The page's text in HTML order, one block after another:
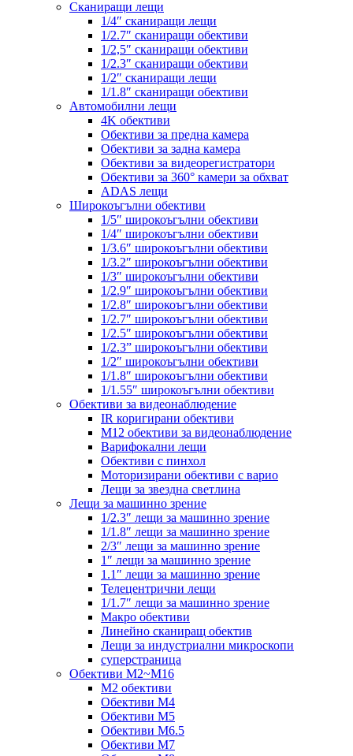
Сканиращи лещи
1/4″ сканиращи лещи
1/2.7″ сканиращи обективи
1/2,5″ сканиращи обективи
1/2.3″ сканиращи обективи
1/2″ сканиращи лещи
1/1.8″ сканиращи обективи
Автомобилни лещи
4K обективи
Обективи за предна камера
Обективи за задна камера
Обективи за видеорегистратори
Обективи за 360° камери за обхват
ADAS лещи
Широкоъгълни обективи
1/5″ широкоъгълни обективи
1/4″ широкоъгълни обективи
1/3.6″ широкоъгълни обективи
1/3.2″ широкоъгълни обективи
1/3″ широкоъгълни обективи
1/2.9″ широкоъгълни обективи
1/2.8″ широкоъгълни обективи
1/2.7″ широкоъгълни обективи
1/2.5″ широкоъгълни обективи
1/2.3” широкоъгълни обективи
1/2″ широкоъгълни обективи
1/1.8″ широкоъгълни обективи
1/1.55″ широкоъгълни обективи
Обективи за видеонаблюдение
IR коригирани обективи
M12 обективи за видеонаблюдение
Варифокални лещи
Обективи с пинхол
Моторизирани обективи с варио
Лещи за звездна светлина
Лещи за машинно зрение
1/2.3″ лещи за машинно зрение
1/1.8″ лещи за машинно зрение
2/3″ лещи за машинно зрение
1″ лещи за машинно зрение
1.1″ лещи за машинно зрение
Телецентрични лещи
1/1.7″ лещи за машинно зрение
Макро обективи
Линейно сканиращ обектив
Лещи за индустриални микроскопи
суперстраница
Обективи M2~M16
M2 обективи
Обективи M4
Обективи M5
Обективи M6.5
Обективи M7